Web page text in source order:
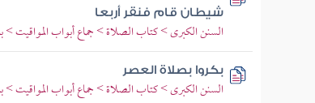
شيطان قام فنقر أربعا
السنن الكبرى > كتاب الصلاة > جماع أبواب المواقيت >
بكروا بصلاة العصر
السنن الكبرى > كتاب الصلاة > جماع أبواب المواقيت >